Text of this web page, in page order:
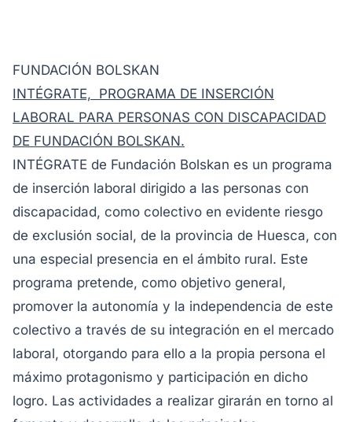
FUNDACIÓN BOLSKAN
INTÉGRATE, PROGRAMA DE INSERCIÓN
LABORAL PARA PERSONAS CON DISCAPACIDAD
DE FUNDACIÓN BOLSKAN.
INTÉGRATE de Fundación Bolskan es un programa
de inserción laboral dirigido a las personas con
discapacidad, como colectivo en evidente riesgo
de exclusión social, de la provincia de Huesca, con
una especial presencia en el ámbito rural. Este
programa pretende, como objetivo general,
promover la autonomía y la independencia de este
colectivo a través de su integración en el mercado
laboral, otorgando para ello a la propia persona el
máximo protagonismo y participación en dicho
logro. Las actividades a realizar girarán en torno al